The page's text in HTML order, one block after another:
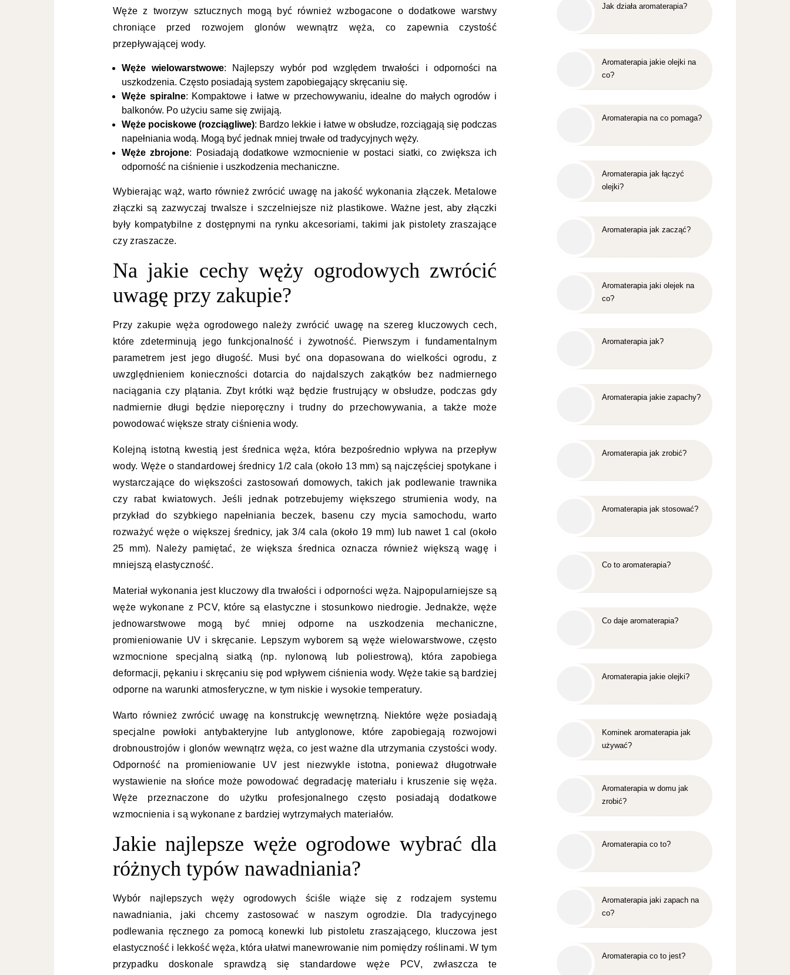
Węże z tworzyw sztucznych mogą być również wzbogacone o dodatkowe warstwy
chroniące przed rozwojem glonów wewnątrz węża, co zapewnia czystość
przepływającej wody.
Węże wielowarstwowe: Najlepszy wybór pod względem trwałości i odporności na
uszkodzenia. Często posiadają system zapobiegający skręcaniu się.
Węże spiralne: Kompaktowe i łatwe w przechowywaniu, idealne do małych ogrodów i
balkonów. Po użyciu same się zwijają.
Węże pociskowe (rozciągliwe): Bardzo lekkie i łatwe w obsłudze, rozciągają się podczas
napełniania wodą. Mogą być jednak mniej trwałe od tradycyjnych węży.
Węże zbrojone: Posiadają dodatkowe wzmocnienie w postaci siatki, co zwiększa ich
odporność na ciśnienie i uszkodzenia mechaniczne.
Wybierając wąż, warto również zwrócić uwagę na jakość wykonania złączek. Metalowe
złączki są zazwyczaj trwalsze i szczelniejsze niż plastikowe. Ważne jest, aby złączki
były kompatybilne z dostępnymi na rynku akcesoriami, takimi jak pistolety zraszające
czy zraszacze.
Na jakie cechy węży ogrodowych zwrócić
uwagę przy zakupie?
Przy zakupie węża ogrodowego należy zwrócić uwagę na szereg kluczowych cech,
które zdeterminują jego funkcjonalność i żywotność. Pierwszym i fundamentalnym
parametrem jest jego długość. Musi być ona dopasowana do wielkości ogrodu, z
uwzględnieniem konieczności dotarcia do najdalszych zakątków bez nadmiernego
naciągania czy plątania. Zbyt krótki wąż będzie frustrujący w obsłudze, podczas gdy
nadmiernie długi będzie nieporęczny i trudny do przechowywania, a także może
powodować większe straty ciśnienia wody.
Kolejną istotną kwestią jest średnica węża, która bezpośrednio wpływa na przepływ
wody. Węże o standardowej średnicy 1/2 cala (około 13 mm) są najczęściej spotykane i
wystarczające do większości zastosowań domowych, takich jak podlewanie trawnika
czy rabat kwiatowych. Jeśli jednak potrzebujemy większego strumienia wody, na
przykład do szybkiego napełniania beczek, basenu czy mycia samochodu, warto
rozważyć węże o większej średnicy, jak 3/4 cala (około 19 mm) lub nawet 1 cal (około
25 mm). Należy pamiętać, że większa średnica oznacza również większą wagę i
mniejszą elastyczność.
Materiał wykonania jest kluczowy dla trwałości i odporności węża. Najpopularniejsze są
węże wykonane z PCV, które są elastyczne i stosunkowo niedrogie. Jednakże, węże
jednowarstwowe mogą być mniej odporne na uszkodzenia mechaniczne,
promieniowanie UV i skręcanie. Lepszym wyborem są węże wielowarstwowe, często
wzmocnione specjalną siatką (np. nylonową lub poliestrową), która zapobiega
deformacji, pękaniu i skręcaniu się pod wpływem ciśnienia wody. Węże takie są bardziej
odporne na warunki atmosferyczne, w tym niskie i wysokie temperatury.
Warto również zwrócić uwagę na konstrukcję wewnętrzną. Niektóre węże posiadają
specjalne powłoki antybakteryjne lub antyglonowe, które zapobiegają rozwojowi
drobnoustrojów i glonów wewnątrz węża, co jest ważne dla utrzymania czystości wody.
Odporność na promieniowanie UV jest niezwykle istotna, ponieważ długotrwałe
wystawienie na słońce może powodować degradację materiału i kruszenie się węża.
Węże przeznaczone do użytku profesjonalnego często posiadają dodatkowe
wzmocnienia i są wykonane z bardziej wytrzymałych materiałów.
Jakie najlepsze węże ogrodowe wybrać dla
różnych typów nawadniania?
Wybór najlepszych węży ogrodowych ściśle wiąże się z rodzajem systemu
nawadniania, jaki chcemy zastosować w naszym ogrodzie. Dla tradycyjnego
podlewania ręcznego za pomocą konewki lub pistoletu zraszającego, kluczowa jest
elastyczność i lekkość węża, która ułatwi manewrowanie nim pomiędzy roślinami. W tym
przypadku doskonale sprawdzą się standardowe węże PCV, zwłaszcza te
Jak działa aromaterapia?
Aromaterapia jakie olejki na
co?
Aromaterapia na co pomaga?
Aromaterapia jak łączyć
olejki?
Aromaterapia jak zacząć?
Aromaterapia jaki olejek na
co?
Aromaterapia jak?
Aromaterapia jakie zapachy?
Aromaterapia jak zrobić?
Aromaterapia jak stosować?
Co to aromaterapia?
Co daje aromaterapia?
Aromaterapia jakie olejki?
Kominek aromaterapia jak
używać?
Aromaterapia w domu jak
zrobić?
Aromaterapia co to?
Aromaterapia jaki zapach na
co?
Aromaterapia co to jest?